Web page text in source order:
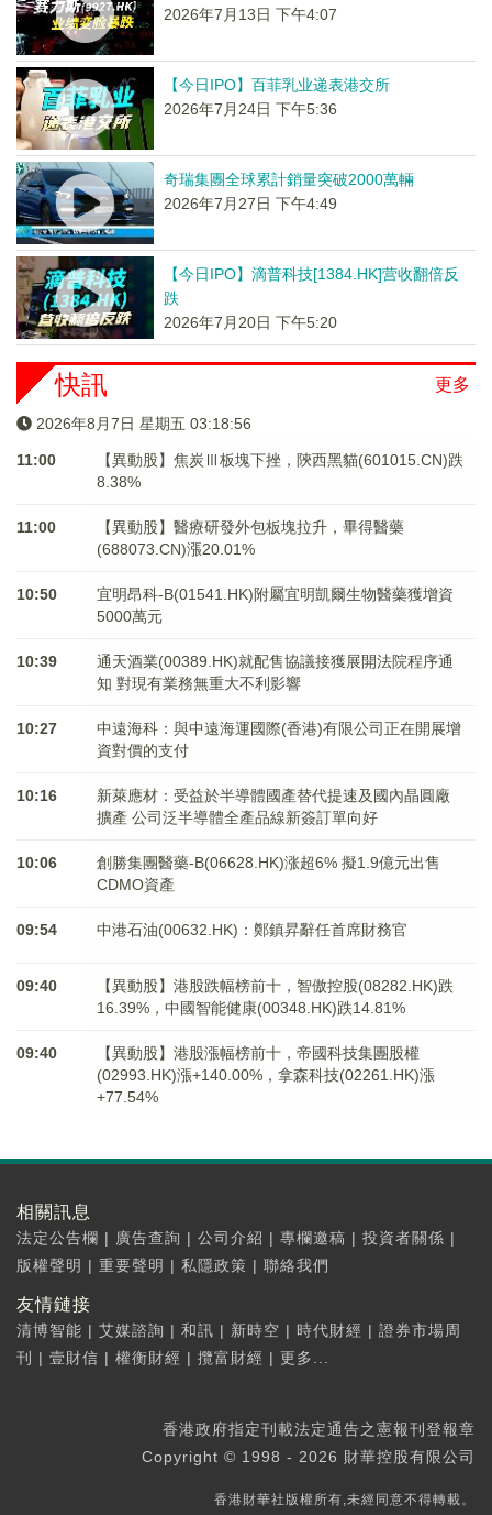
2026年7月13日 下午4:07
【今日IPO】百菲乳业递表港交所
2026年7月24日 下午5:36
奇瑞集團全球累計銷量突破2000萬輛
2026年7月27日 下午4:49
【今日IPO】滴普科技[1384.HK]营收翻倍反
跌
2026年7月20日 下午5:20
更多
快訊
2026年8月7日 星期五 03:18:56
11:00
【異動股】焦炭Ⅲ板塊下挫，陝西黑貓(601015.CN)跌
8.38%
11:00
【異動股】醫療研發外包板塊拉升，畢得醫藥
(688073.CN)漲20.01%
10:50
宜明昂科-B(01541.HK)附屬宜明凱爾生物醫藥獲增資
5000萬元
10:39
通天酒業(00389.HK)就配售協議接獲展開法院程序通
知 對現有業務無重大不利影響
10:27
中遠海科：與中遠海運國際(香港)有限公司正在開展增
資對價的支付
10:16
新萊應材：受益於半導體國產替代提速及國內晶圓廠
擴產 公司泛半導體全產品線新簽訂單向好
10:06
創勝集團醫藥-B(06628.HK)涨超6% 擬1.9億元出售
CDMO資產
09:54 中港石油(00632.HK)：鄭鎮昇辭任首席財務官
09:40
【異動股】港股跌幅榜前十，智傲控股(08282.HK)跌
16.39%，中國智能健康(00348.HK)跌14.81%
09:40
【異動股】港股漲幅榜前十，帝國科技集團股權
(02993.HK)漲+140.00%，拿森科技(02261.HK)漲
+77.54%
相關訊息
法定公告欄 | 廣告查詢 | 公司介紹 | 專欄邀稿 | 投資者關係 |
版權聲明 | 重要聲明 | 私隱政策 | 聯絡我們
友情鏈接
清博智能 | 艾媒諮詢 | 和訊 | 新時空 | 時代財經 | 證券市場周
刊
| 壹財信 | 權衡財經 | 攬富財經 | 更多...
香港政府指定刊載法定通告之憲報刊登報章
Copyright © 1998 - 2026 財華控股有限公司
香港財華社版權所有,未經同意不得轉載。